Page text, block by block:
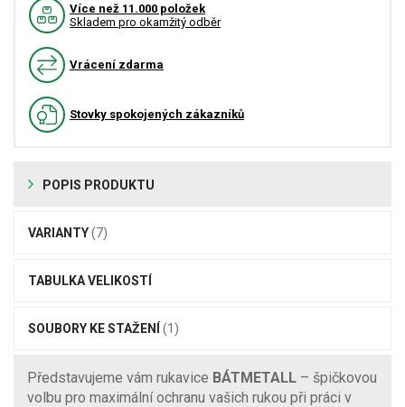
Více než 11.000 položek
Skladem pro okamžitý odběr
Vrácení zdarma
Stovky spokojených zákazníků
POPIS PRODUKTU
VARIANTY(7)
TABULKA VELIKOSTÍ
SOUBORY KE STAŽENÍ (1)
Představujeme vám rukavice BÁTMETALL – špičkovou
volbu pro maximální ochranu vašich rukou při práci v